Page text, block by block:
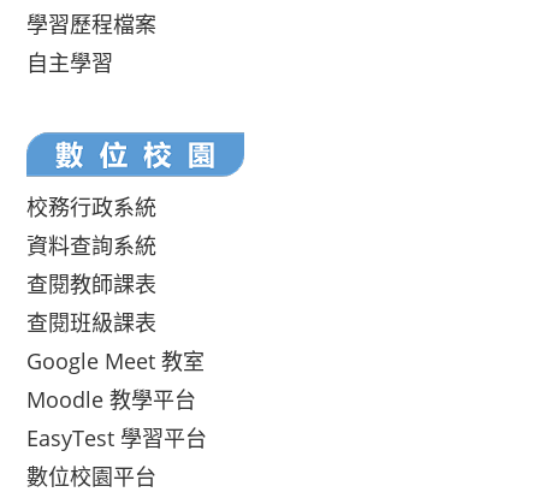
學習歷程檔案
自主學習
校務行政系統
資料查詢系統
查閱教師課表
查閱班級課表
Google Meet 教室
Moodle 教學平台
EasyTest 學習平台
數位校園平台